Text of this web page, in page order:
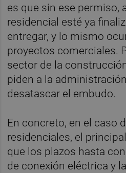
es que sin ese permiso,
residencial esté ya
entregar, y lo mismo
proyectos comerciales.
sector de la
piden a la
desatascar el embudo.
En concreto, en el caso
residenciales, el
que los plazos hasta
de conexión eléctrica y